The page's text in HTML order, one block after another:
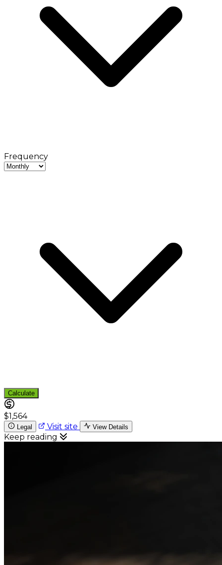
Frequency
Calculate
$1,564
Legal Visit site View Details
Keep reading